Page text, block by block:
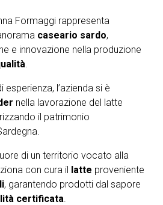
Formaggi rappresenta
caseario sardo,
e innovazione nella produzione
.
l’azienda si è
nella lavorazione del latte
il patrimonio
di un territorio vocato alla
con cura il latte proveniente
, garantendo prodotti dal sapore
certificata.